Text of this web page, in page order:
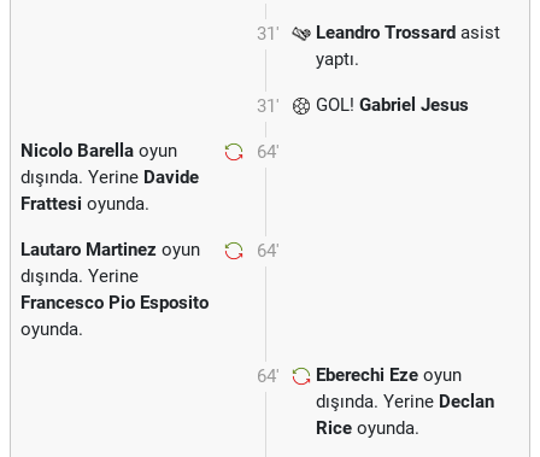
31' Leandro Trossard asist
yaptı.
31' GOL! Gabriel Jesus
64'
Nicolo Barella oyun
dışında. Yerine Davide
Frattesi oyunda.
64'
Lautaro Martinez oyun
dışında. Yerine
Francesco Pio Esposito
oyunda.
64' Eberechi Eze oyun
dışında. Yerine Declan
Rice oyunda.